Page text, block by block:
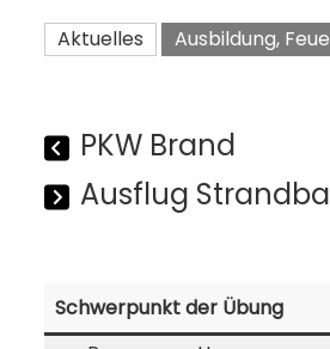
Aktuelles Ausbildung,
PKW Brand
Ausflug
Schwerpunkt der Übung